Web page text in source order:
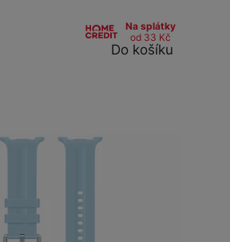
Na splátky
od 33 Kč
Do košíku